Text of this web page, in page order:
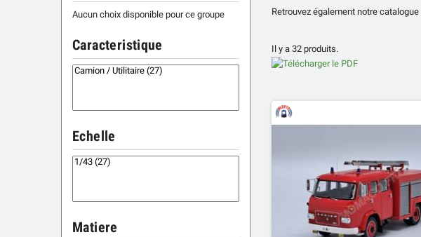
Aucun choix disponible pour ce groupe
Caracteristique
Echelle
Matiere
Retrouvez également notre
Il y a 32 produits.